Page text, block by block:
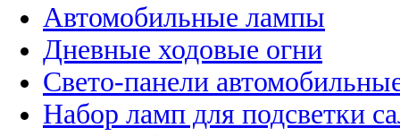
Автомобильные лампы
Дневные ходовые огни
Свето-панели
Набор ламп для подсветки